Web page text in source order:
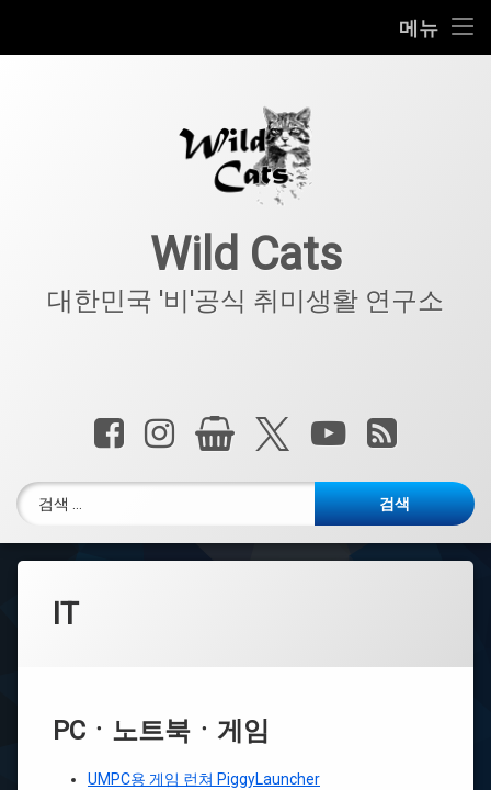
메뉴
반려동물
Wild Cats
대한민국 '비'공식 취미생활 연구소
페이스북인스타그램
상점 X.comYouTube
RSS
IT
PCㆍ노트북ㆍ게임
UMPC용 게임 런쳐 PiggyLauncher